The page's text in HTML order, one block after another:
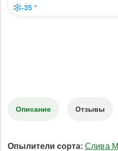
-35 °
Описание Отзывы
Опылители сорта: Слива